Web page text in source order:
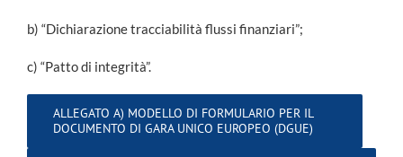
b) “Dichiarazione tracciabilità flussi finanziari”;
c) “Patto di integrità”.
ALLEGATO A) MODELLO DI FORMULARIO PER IL
DOCUMENTO DI GARA UNICO EUROPEO (DGUE)